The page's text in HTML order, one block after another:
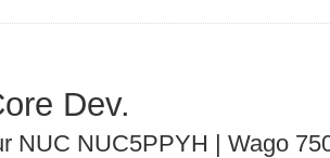
Dev.
NUC NUC5PPYH | Wago